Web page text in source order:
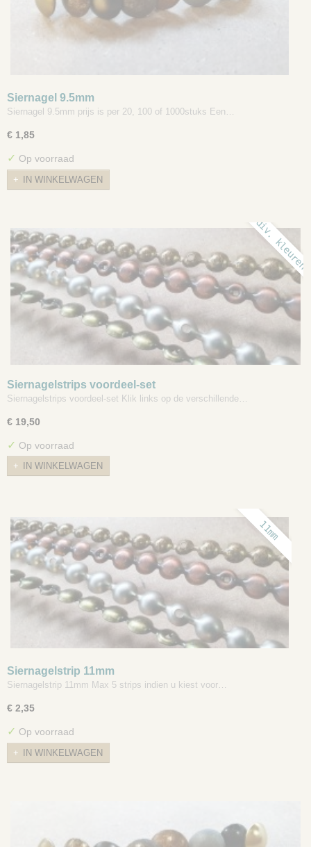
Siernagel 9.5mm
Siernagel 9.5mm prijs is per 20, 100 of 1000stuks Een…
€ 1,85
✓ Op voorraad
IN WINKELWAGEN
div. kleuren
Siernagelstrips voordeel-set
Siernagelstrips voordeel-set Klik links op de verschillende…
€ 19,50
✓ Op voorraad
IN WINKELWAGEN
11mm
Siernagelstrip 11mm
Siernagelstrip 11mm Max 5 strips indien u kiest voor…
€ 2,35
✓ Op voorraad
IN WINKELWAGEN